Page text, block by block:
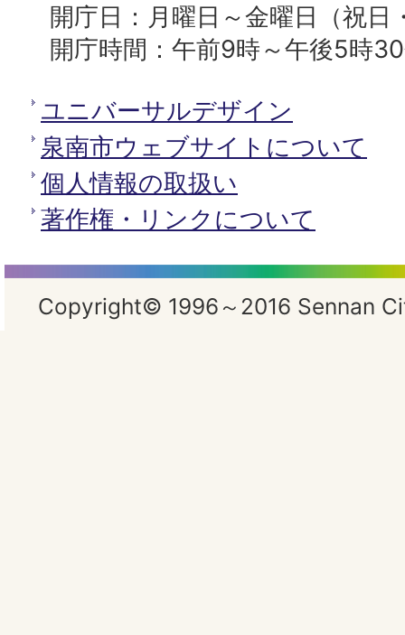
開庁日：月曜日～金曜日（祝日
開庁時間：午前9時～午後5時
ユニバーサルデザイン
泉南市ウェブサイトについて
個人情報の取扱い
著作権・リンクについて
Copyright© 1996～2016 Sennan